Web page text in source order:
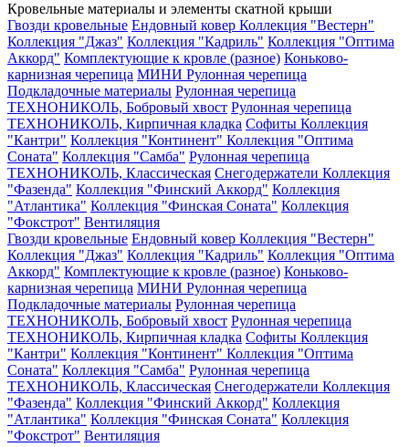
Кровельные материалы и элементы скатной крыши
Гвозди кровельные Ендовный ковер Коллекция "Вестерн"
Коллекция "Джаз" Коллекция "Кадриль" Коллекция "Оптима
Аккорд" Комплектующие к кровле (разное) Коньково-
карнизная черепица МИНИ Рулонная черепица
Подкладочные материалы Рулонная черепица
ТЕХНОНИКОЛЬ, Бобровый хвост Рулонная черепица
ТЕХНОНИКОЛЬ, Кирпичная кладка Софиты Коллекция
"Кантри" Коллекция "Континент" Коллекция "Оптима
Соната" Коллекция "Самба" Рулонная черепица
ТЕХНОНИКОЛЬ, Классическая Снегодержатели Коллекция
"Фазенда" Коллекция "Финский Аккорд" Коллекция
"Атлантика" Коллекция "Финская Соната" Коллекция
"Фокстрот" Вентиляция
Гвозди кровельные Ендовный ковер Коллекция "Вестерн"
Коллекция "Джаз" Коллекция "Кадриль" Коллекция "Оптима
Аккорд" Комплектующие к кровле (разное) Коньково-
карнизная черепица МИНИ Рулонная черепица
Подкладочные материалы Рулонная черепица
ТЕХНОНИКОЛЬ, Бобровый хвост Рулонная черепица
ТЕХНОНИКОЛЬ, Кирпичная кладка Софиты Коллекция
"Кантри" Коллекция "Континент" Коллекция "Оптима
Соната" Коллекция "Самба" Рулонная черепица
ТЕХНОНИКОЛЬ, Классическая Снегодержатели Коллекция
"Фазенда" Коллекция "Финский Аккорд" Коллекция
"Атлантика" Коллекция "Финская Соната" Коллекция
"Фокстрот" Вентиляция